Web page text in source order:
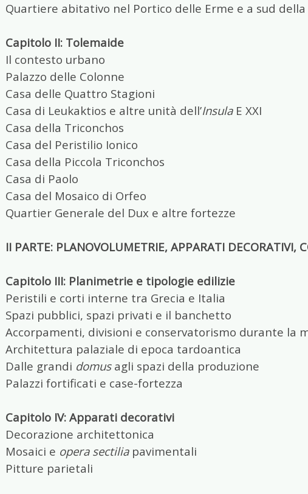
Quartiere abitativo nel Portico delle Erme e a sud della
Capitolo II: Tolemaide
Il contesto urbano
Palazzo delle Colonne
Casa delle Quattro Stagioni
Casa di Leukaktios e altre unità dell’Insula E XXI
Casa della Triconchos
Casa del Peristilio Ionico
Casa della Piccola Triconchos
Casa di Paolo
Casa del Mosaico di Orfeo
Quartier Generale del Dux e altre fortezze
II PARTE: PLANOVOLUMETRIE, APPARATI DECORATIVI,
Capitolo III: Planimetrie e tipologie edilizie
Peristili e corti interne tra Grecia e Italia
Spazi pubblici, spazi privati e il banchetto
Accorpamenti, divisioni e conservatorismo durante la
Architettura palaziale di epoca tardoantica
Dalle grandi domus agli spazi della produzione
Palazzi fortificati e case-fortezza
Capitolo IV: Apparati decorativi
Decorazione architettonica
Mosaici e opera sectilia pavimentali
Pitture parietali